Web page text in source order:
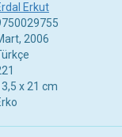
Erkut
2006
x 21 cm